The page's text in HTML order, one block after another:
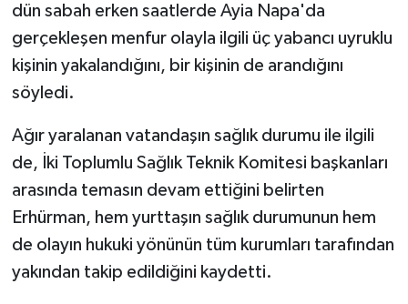
dün sabah erken saatlerde Ayia Napa'da
gerçekleşen menfur olayla ilgili üç yabancı uyruklu
kişinin yakalandığını, bir kişinin de arandığını
söyledi.
Ağır yaralanan vatandaşın sağlık durumu ile ilgili
de, İki Toplumlu Sağlık Teknik Komitesi başkanları
arasında temasın devam ettiğini belirten
Erhürman, hem yurttaşın sağlık durumunun hem
de olayın hukuki yönünün tüm kurumları tarafından
yakından takip edildiğini kaydetti.